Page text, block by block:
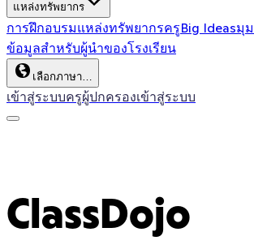
แหล่งทรัพยากร
การฝึกอบรมแหล่งทรัพยากรครูBig Ideasมุ
ข้อมูลสำหรับผู้นำของโรงเรียน
เลือกภาษา…
เข้าสู่ระบบครูผู้ปกครองเข้าสู่ระบบ
ClassDojo